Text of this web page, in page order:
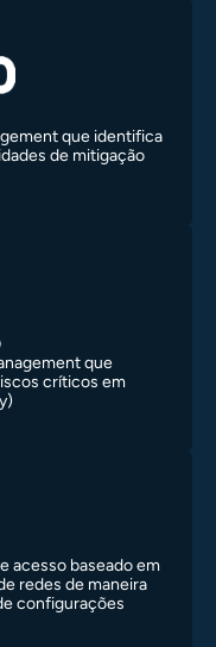
que identifica
de mitigação
que
críticos em
acesso baseado em
redes de maneira
configurações